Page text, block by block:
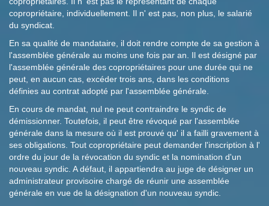
copropriétaire, individuellement. Il n' est pas, non plus, le salarié
du syndicat.
En sa qualité de mandataire, il doit rendre compte de sa gestion à
l'assemblée générale au moins une fois par an. Il est désigné par
l'assemblée générale des copropriétaires pour une durée qui ne
peut, en aucun cas, excéder trois ans, dans les conditions
définies au contrat adopté par l'assemblée générale.
En cours de mandat, nul ne peut contraindre le syndic de
démissionner. Toutefois, il peut être révoqué par l'assemblée
générale dans la mesure où il est prouvé qu' il a failli gravement à
ses obligations. Tout copropriétaire peut demander l'inscription à l'
ordre du jour de la révocation du syndic et la nomination d'un
nouveau syndic. A défaut, il appartiendra au juge de désigner un
administrateur provisoire chargé de réunir une assemblée
générale en vue de la désignation d'un nouveau syndic.